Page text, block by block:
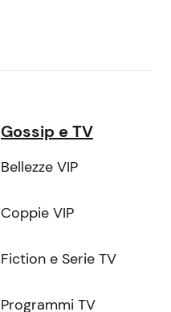
Gossip e TV
Bellezze VIP
Coppie VIP
Fiction e Serie TV
Programmi TV